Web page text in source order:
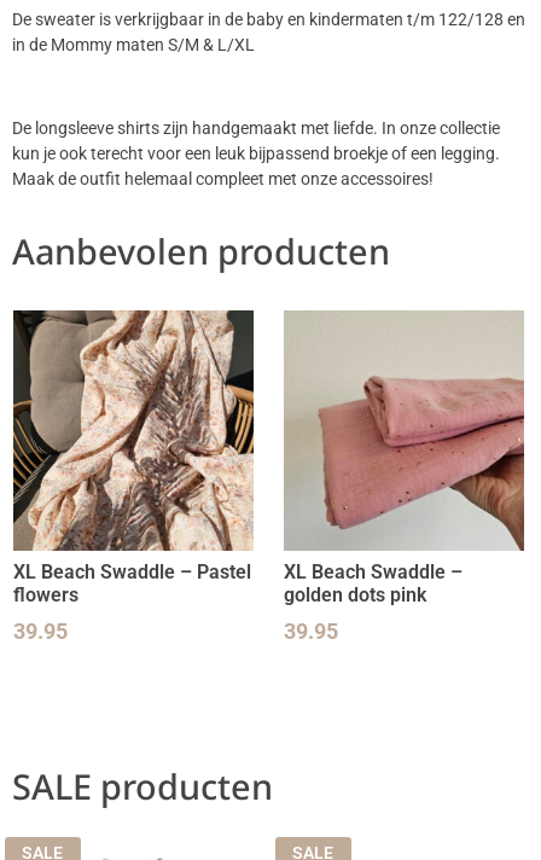
De sweater is verkrijgbaar in de baby en kindermaten t/m 122/128 en
in de Mommy maten S/M & L/XL
De longsleeve shirts zijn handgemaakt met liefde. In onze collectie
kun je ook terecht voor een leuk bijpassend broekje of een legging.
Maak de outfit helemaal compleet met onze accessoires!
Aanbevolen producten
XL Beach Swaddle – Pastel
flowers
39.95
XL Beach Swaddle –
golden dots pink
39.95
SALE producten
SALE SALE